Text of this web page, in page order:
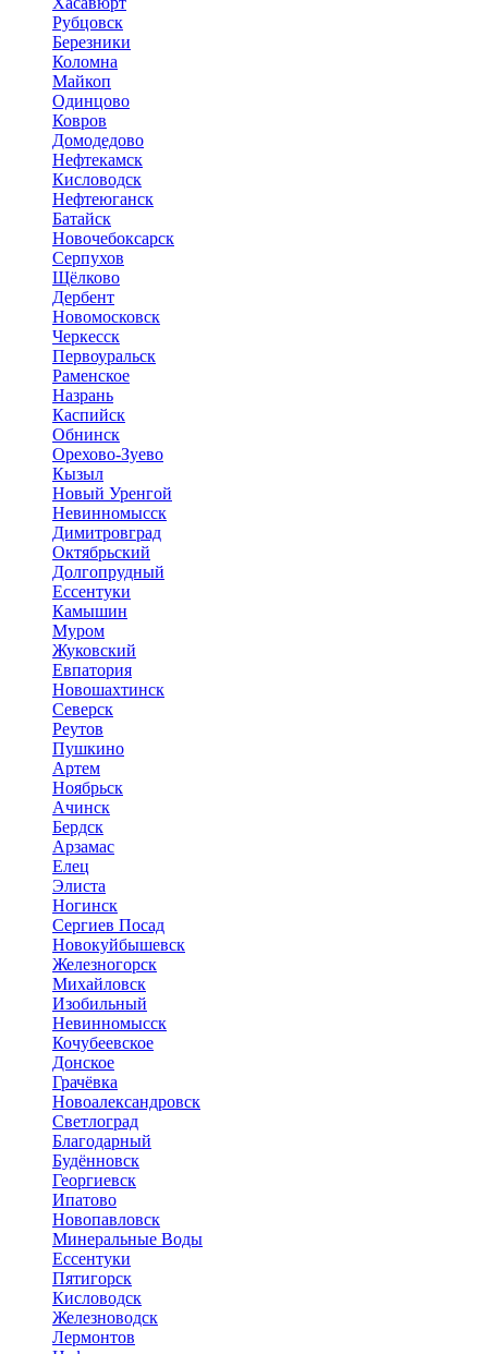
Рубцовск
Березники
Коломна
Майкоп
Одинцово
Ковров
Домодедово
Нефтекамск
Кисловодск
Нефтеюганск
Батайск
Новочебоксарск
Серпухов
Щёлково
Дербент
Новомосковск
Черкесск
Первоуральск
Раменское
Назрань
Каспийск
Обнинск
Орехово-Зуево
Кызыл
Новый Уренгой
Невинномысск
Димитровград
Октябрьский
Долгопрудный
Ессентуки
Камышин
Муром
Жуковский
Евпатория
Новошахтинск
Северск
Реутов
Пушкино
Артем
Ноябрьск
Ачинск
Бердск
Арзамас
Елец
Элиста
Ногинск
Сергиев Посад
Новокуйбышевск
Железногорск
Михайловск
Изобильный
Невинномысск
Кочубеевское
Донское
Грачёвка
Новоалександровск
Светлоград
Благодарный
Будённовск
Георгиевск
Ипатово
Новопавловск
Минеральные Воды
Ессентуки
Пятигорск
Кисловодск
Железноводск
Лермонтов